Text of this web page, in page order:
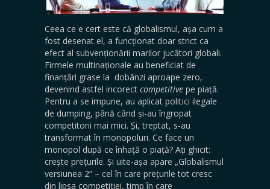
Ceea ce e cert este că globalismul, așa cum a
fost desenat el, a funcționat doar strict ca
efect al subvenționării marilor jucători globali.
Firmele multinaționale au beneficiat de
finanțări grase la dobânzi aproape zero,
devenind astfel incorect competitive pe piață.
Pentru a se impune, au aplicat politici ilegale
de dumping, până când și-au îngropat
competitorii mai mici. Și, treptat, s-au
transformat în monopoluri. Ce face un
monopol după ce înhață o piață? Ați ghicit:
crește prețurile. Și uite-așa apare „Globalismul
versiunea 2” – cel în care prețurile tot cresc
din lipsa competiției, timp în care